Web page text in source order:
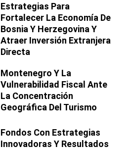
Estrategias Para
Fortalecer La Economía De
Bosnia Y Herzegovina Y
Atraer Inversión Extranjera
Directa
Montenegro Y La
Vulnerabilidad Fiscal Ante
La Concentración
Geográfica Del Turismo
Fondos Con Estrategias
Innovadoras Y Resultados